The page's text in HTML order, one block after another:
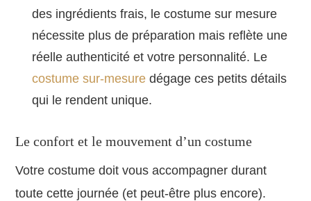
des ingrédients frais, le costume sur mesure
nécessite plus de préparation mais reflète une
réelle authenticité et votre personnalité. Le
costume sur-mesure dégage ces petits détails
qui le rendent unique.
Le confort et le mouvement d’un costume
Votre costume doit vous accompagner durant
toute cette journée (et peut-être plus encore).